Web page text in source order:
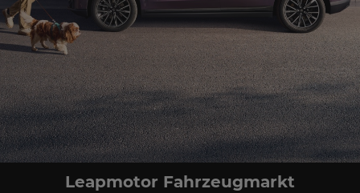
Leapmotor Fahrzeugmarkt